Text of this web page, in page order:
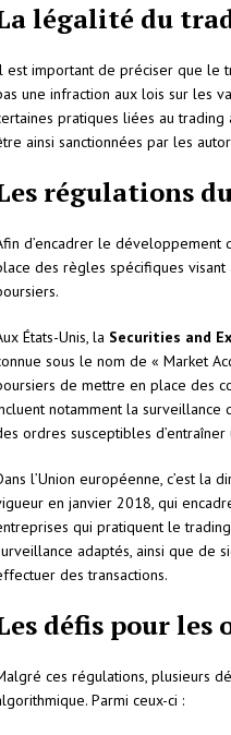
légalité du
est important de préciser que le
une infraction aux lois sur les
pratiques liées au
ainsi sanctionnées par les
régulations
d’encadrer le développement
des règles spécifiques
États-Unis, la Securities and
sous le nom de « Market
de mettre en place des
notamment la
ordres susceptibles
l’Union européenne, c’est la
en janvier 2018, qui
qui pratiquent le
adaptés, ainsi que de
des transactions.
défis pour
ces régulations, plusieurs
Parmi ceux-ci :